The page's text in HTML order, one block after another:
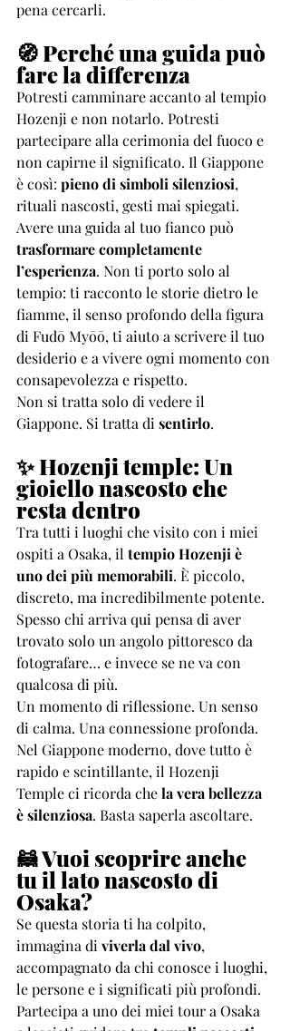
pena cercarli.
🧭 Perché una guida può
fare la differenza
Potresti camminare accanto al tempio
Hozenji e non notarlo. Potresti
partecipare alla cerimonia del fuoco e
non capirne il significato. Il Giappone
è così: pieno di simboli silenziosi,
rituali nascosti, gesti mai spiegati.
Avere una guida al tuo fianco può
trasformare completamente
l’esperienza. Non ti porto solo al
tempio: ti racconto le storie dietro le
fiamme, il senso profondo della figura
di Fudō Myōō, ti aiuto a scrivere il tuo
desiderio e a vivere ogni momento con
consapevolezza e rispetto.
Non si tratta solo di vedere il
Giappone. Si tratta di sentirlo.
✨ Hozenji temple: Un
gioiello nascosto che
resta dentro
Tra tutti i luoghi che visito con i miei
ospiti a Osaka, il tempio Hozenji è
uno dei più memorabili. È piccolo,
discreto, ma incredibilmente potente.
Spesso chi arriva qui pensa di aver
trovato solo un angolo pittoresco da
fotografare… e invece se ne va con
qualcosa di più.
Un momento di riflessione. Un senso
di calma. Una connessione profonda.
Nel Giappone moderno, dove tutto è
rapido e scintillante, il Hozenji
Temple ci ricorda che la vera bellezza
è silenziosa. Basta saperla ascoltare.
🦝 Vuoi scoprire anche
tu il lato nascosto di
Osaka?
Se questa storia ti ha colpito,
immagina di viverla dal vivo,
accompagnato da chi conosce i luoghi,
le persone e i significati più profondi.
Partecipa a uno dei miei tour a Osaka